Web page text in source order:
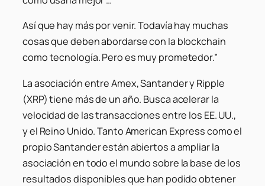
Así que hay más por venir. Todavía hay muchas
cosas que deben abordarse con la blockchain
como tecnología. Pero es muy prometedor.”
La asociación entre Amex, Santander y Ripple
(XRP) tiene más de un año. Busca acelerar la
velocidad de las transacciones entre los EE. UU.,
y el Reino Unido. Tanto American Express como el
propio Santander están abiertos a ampliar la
asociación en todo el mundo sobre la base de los
resultados disponibles que han podido obtener